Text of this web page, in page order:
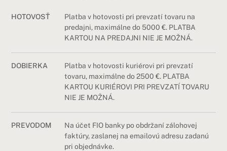
HOTOVOSŤ
Platba v hotovosti pri prevzatí tovaru na
predajni, maximálne do 5000 €. PLATBA
KARTOU NA PREDAJNI NIE JE MOŽNÁ.
DOBIERKA
Platba v hotovosti kuriérovi pri prevzatí
tovaru, maximálne do 2500 €. PLATBA
KARTOU KURIÉROVI PRI PREVZATÍ TOVARU
NIE JE MOŽNÁ.
PREVODOM
Na účet FIO banky po obdržaní zálohovej
faktúry, zaslanej na emailovú adresu zadanú
pri objednávke.